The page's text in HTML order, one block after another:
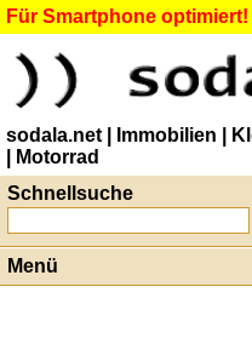
Für Smartphone optimiert!
sodala.net | Immobilien |
| Motorrad
Schnellsuche
Menü